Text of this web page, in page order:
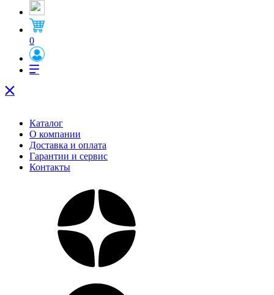
0
Каталог
О компании
Доставка и оплата
Гарантии и сервис
Контакты